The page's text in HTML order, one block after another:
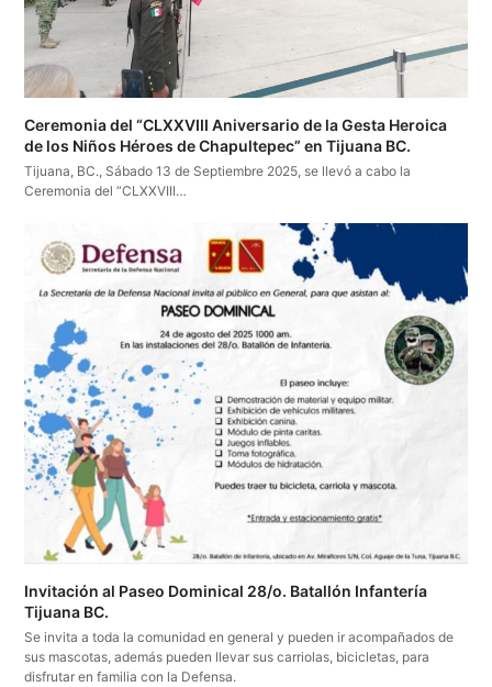
Ceremonia del “CLXXVIII Aniversario de la Gesta Heroica
de los Niños Héroes de Chapultepec” en Tijuana BC.
Tijuana, BC., Sábado 13 de Septiembre 2025, se llevó a cabo la
Ceremonia del “CLXXVIII…
Invitación al Paseo Dominical 28/o. Batallón Infantería
Tijuana BC.
Se invita a toda la comunidad en general y pueden ir acompañados de
sus mascotas, además pueden llevar sus carriolas, bicicletas, para
disfrutar en familia con la Defensa.